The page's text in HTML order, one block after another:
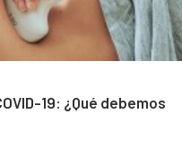
19: ¿Qué debemos